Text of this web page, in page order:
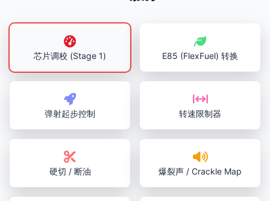
芯片调校 (Stage 1) E85 (FlexFuel) 转换
弹射起步控制 转速限制器
硬切 / 断油 爆裂声 / Crackle Map